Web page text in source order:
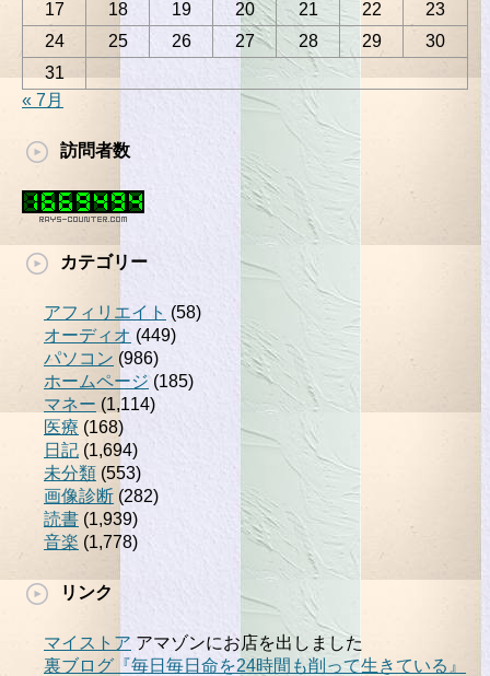
17
18 19 20 21 22
23
24
25 26 27 28 29
30
31
« 7月
訪問者数
カテゴリー
アフィリエイト (58)
オーディオ (449)
パソコン (986)
ホームページ (185)
マネー (1,114)
医療 (168)
日記 (1,694)
未分類 (553)
画像診断 (282)
読書 (1,939)
音楽 (1,778)
リンク
マイストア アマゾンにお店を出しました
裏ブログ『毎日毎日命を24時間も削って生きている』